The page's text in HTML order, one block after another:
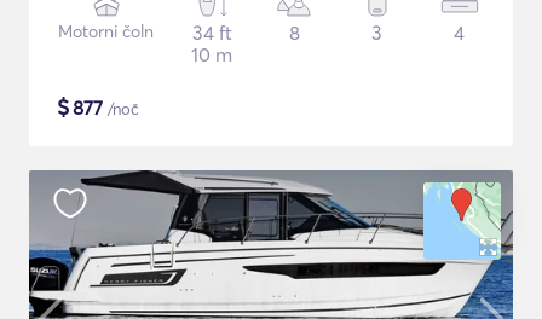
Motorni čoln
34 ft
10 m
8 3 4
$877 /noč